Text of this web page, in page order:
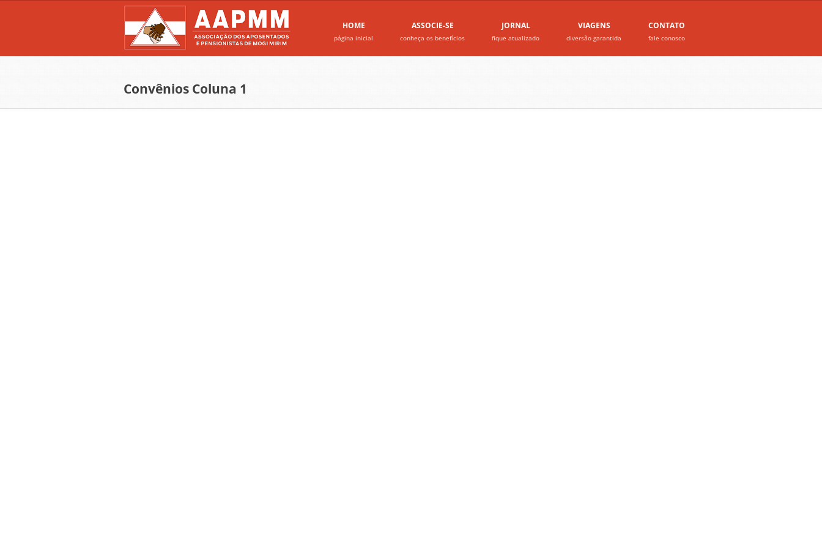
HOME
página inicial
ASSOCIE-SE
conheça os benefícios
JORNAL
fique atualizado
VIAGENS
diversão garantida
CONTATO
fale conosco
Convênios Coluna 1